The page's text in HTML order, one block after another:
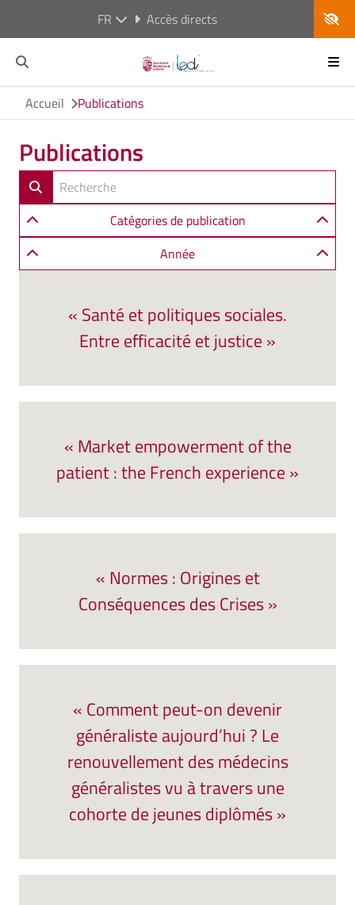
FR Accès directs
Accueil Publications
Publications
Catégories de publication
Année
« Santé et politiques sociales.
Entre efficacité et justice »
« Market empowerment of the
patient : the French experience »
« Normes : Origines et
Conséquences des Crises »
« Comment peut-on devenir
généraliste aujourd’hui ? Le
renouvellement des médecins
généralistes vu à travers une
cohorte de jeunes diplômés »